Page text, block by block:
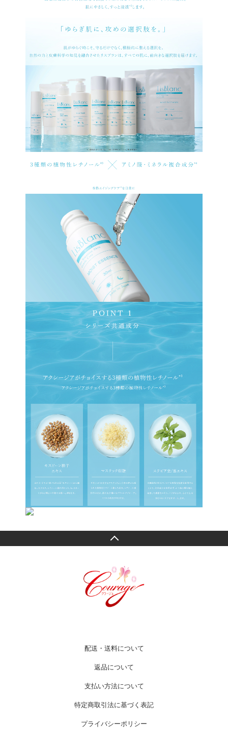
配送・送料について
返品について
支払い方法について
特定商取引法に基づく表記
プライバシーポリシー